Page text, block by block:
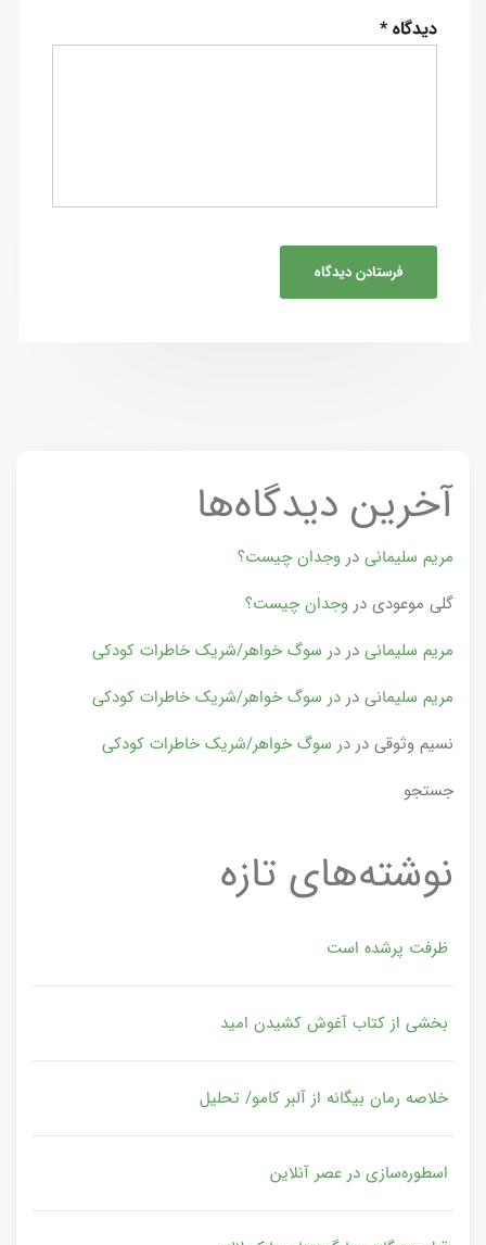
دیدگاه*
آخرین دیدگاه‌ها
مریم سلیمانی در وجدان چیست؟
گلی موعودی در وجدان چیست؟
مریم سلیمانی در در سوگ خواهر/شریک خاطرات کودکی
مریم سلیمانی در در سوگ خواهر/شریک خاطرات کودکی
نسیم وثوقی در در سوگ خواهر/شریک خاطرات کودکی
جستجو
نوشته‌های تازه
ظرفت پرشده‌ است
بخشی از کتاب آغوش کشیدن امید
خلاصه رمان بیگانه از آلبر کامو/ تحلیل
اسطوره‌سازی در عصر آنلاین